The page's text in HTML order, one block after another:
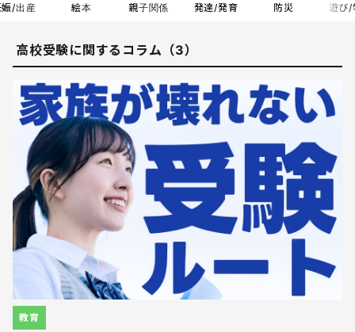
娠/出産 絵本 親子関係 発達/発育 防災 遊び/
高校受験に関するコラム（3）
教育